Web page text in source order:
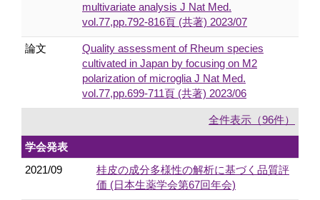
multivariate analysis J Nat Med.
vol.77,pp.792-816頁 (共著) 2023/07
論文
Quality assessment of Rheum species
cultivated in Japan by focusing on M2
polarization of microglia J Nat Med.
vol.77,pp.699-711頁 (共著) 2023/06
全件表示（96件）
学会発表
2021/09
桂皮の成分多様性の解析に基づく品質評
価 (日本生薬学会第67回年会)